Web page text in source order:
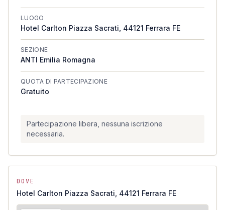
LUOGO
Hotel Carlton Piazza Sacrati, 44121 Ferrara FE
SEZIONE
ANTI Emilia Romagna
QUOTA DI PARTECIPAZIONE
Gratuito
Partecipazione libera, nessuna iscrizione
necessaria.
DOVE
Hotel Carlton Piazza Sacrati, 44121 Ferrara FE